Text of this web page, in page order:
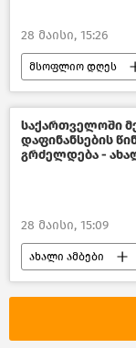
28 მაისი, 15:26
მსოფლიო დღეს
რუსეთ-უკრაინის
აშშ
დიდი ბრიტანეთი
საქართველოში
დაფინანსების
გრძელდება -
28 მაისი, 15:09
ახალი ამბები
საქართველოს